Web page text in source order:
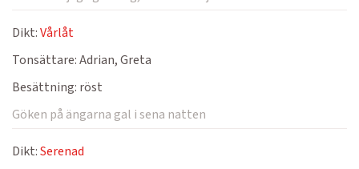
Dikt:Vårlåt
Tonsättare:Adrian, Greta
Besättning: röst
Göken på ängarna gal i sena natten
Dikt:Serenad